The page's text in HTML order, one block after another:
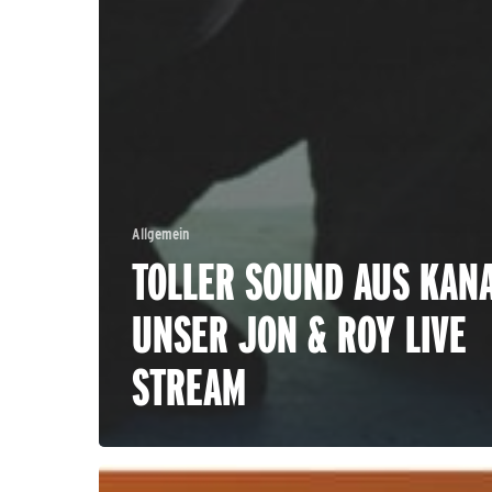
Allgemein
TOLLER SOUND AUS
UNSER JON & ROY LIVE
STREAM